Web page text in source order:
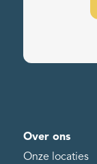
Over ons
Onze locaties